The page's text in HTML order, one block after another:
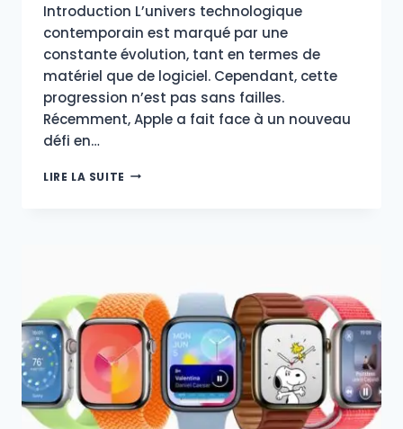
Introduction L’univers technologique
contemporain est marqué par une
constante évolution, tant en termes de
matériel que de logiciel. Cependant, cette
progression n’est pas sans failles.
Récemment, Apple a fait face à un nouveau
défi en…
LIRE LA SUITE ZERO-
CRITIQUES
POUR
PROTÉGER
VOS
APPAREILS
EN
URGENCE